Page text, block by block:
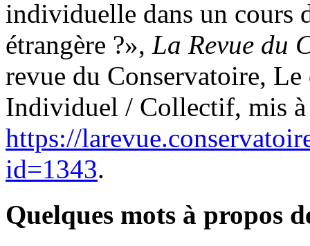
individuelle dans un cours
étrangère ?», La Revue du
revue du Conservatoire,
Individuel / Collectif, mis
https://
id=1343.
Quelques mots à propos